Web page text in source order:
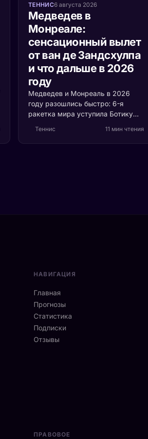
ТЕННИС6 августа 2026
Медведев в
Монреале:
сенсационный вылет
от ван де Зандсхулпа
и что дальше в 2026
году
Медведев и Монреаль в 2026
году разошлись быстро: 6-я
ракетка мира уступила Ботику
минуту. Разбираем, что
Теннис 11 мин чтения
НАВИГАЦИЯ
Главная
Прогнозы
Статистика
Подписки
Отзывы
ПРАВОВОЕ